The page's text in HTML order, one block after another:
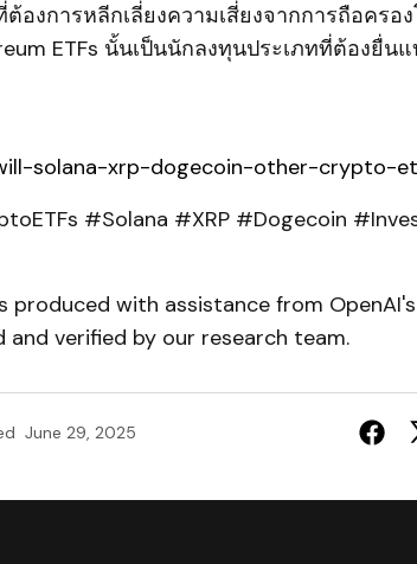
องการหลีกเลี่ยงความเสี่ยงจากการถือครอ
ETFs นั้นเป็นนักลงทุนประเภทที่ต้องยื่นแ
solana-xrp-dogecoin-other-crypto-
#Solana #XRP #Dogecoin
produced with assistance from
and verified by our research team.
June 29, 2025